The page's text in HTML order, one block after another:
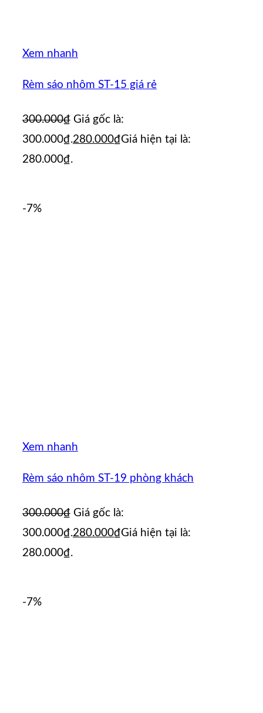
Xem nhanh
Rèm sáo nhôm ST-15 giá rẻ
300.000₫ Giá gốc là:
300.000₫.280.000₫Giá hiện tại là:
280.000₫.
-7%
Xem nhanh
Rèm sáo nhôm ST-19 phòng khách
300.000₫ Giá gốc là:
300.000₫.280.000₫Giá hiện tại là:
280.000₫.
-7%